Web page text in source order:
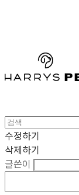
수정하기
삭제하기
글쓴이